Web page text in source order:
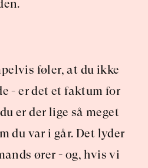
føler, at du ikke
- er det et faktum for
er der lige så meget
du var i går. Det lyder
ører - og, hvis vi